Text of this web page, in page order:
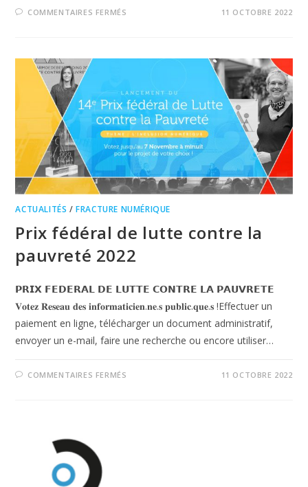
COMMENTAIRES FERMÉS 11 OCTOBRE 2022
ACTUALITÉS /FRACTURE NUMÉRIQUE
Prix fédéral de lutte contre la
pauvreté 2022
𝗣𝗥𝗜𝗫 𝗙𝗘𝗗𝗘𝗥𝗔𝗟 𝗗𝗘 𝗟𝗨𝗧𝗧𝗘 𝗖𝗢𝗡𝗧𝗥𝗘 𝗟𝗔 𝗣𝗔𝗨𝗩𝗥𝗘𝗧𝗘
𝐕𝐨𝐭𝐞𝐳 𝐑𝐞𝐬𝐞𝐚𝐮 𝐝𝐞𝐬 𝐢𝐧𝐟𝐨𝐫𝐦𝐚𝐭𝐢𝐜𝐢𝐞𝐧.𝐧𝐞.𝐬 𝐩𝐮𝐛𝐥𝐢𝐜.𝐪𝐮𝐞.𝐬 !Effectuer un
paiement en ligne, télécharger un document administratif,
envoyer un e-mail, faire une recherche ou encore utiliser…
COMMENTAIRES FERMÉS 11 OCTOBRE 2022